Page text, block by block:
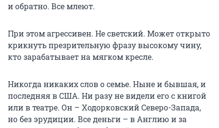
и обратно. Все млеют.
При этом агрессивен. Не светский. Может открыто
крикнуть презрительную фразу высокому чину,
кто зарабатывает на мягком кресле.
Никогда никаких слов о семье. Ныне и бывшая, и
последняя в США. Ни разу не видели его с книгой
или в театре. Он – Ходорковский Северо-Запада,
но без эрудиции. Все деньги – в Англию и за